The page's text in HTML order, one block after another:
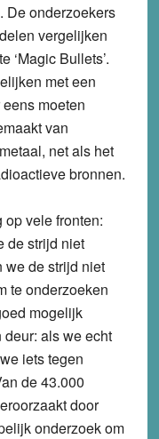
De onderzoekers
vergelijken
‘Magic Bullets’.
met een
eens moeten
van
net als het
bronnen.
vele fronten:
de strijd niet
we de strijd niet
te onderzoeken
mogelijk
als we echt
iets tegen
de 43.000
door
onderzoek om